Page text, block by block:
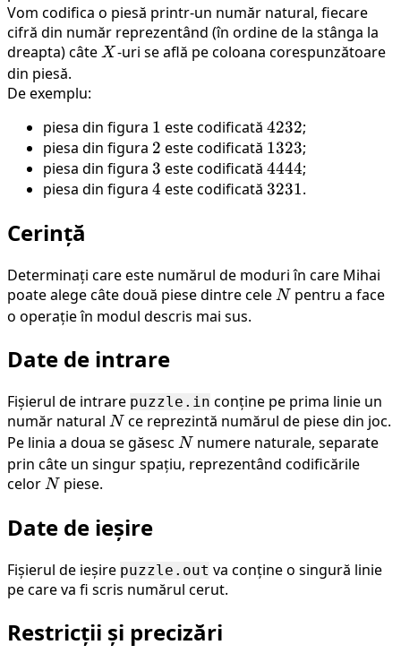
Vom codifica o piesă printr-un număr natural, fiecare
cifră din număr reprezentând (în ordine de la stânga la
dreapta) câteX
X-uri se află pe coloana corespunzătoare
din piesă.
De exemplu:
piesa din figura 1
1 este codificată 4232
4232;
piesa din figura 2
2 este codificată 1323
1323;
piesa din figura 3
3 este codificată 4444
4444;
piesa din figura 4
4 este codificată 3231
3231.
Cerință
Determinați care este numărul de moduri în care Mihai
poate alege câte două piese dintre celeN
N pentru a face
o operație în modul descris mai sus.
Date de intrare
Fișierul de intrare puzzle.in conține pe prima linie un
număr natural N
N ce reprezintă numărul de piese din joc.
Pe linia a doua se găsesc N
N numere naturale, separate
prin câte un singur spațiu, reprezentând codificările
celorN
N piese.
Date de ieșire
Fișierul de ieșire puzzle.out va conține o singură linie
pe care va fi scris numărul cerut.
Restricții și precizări